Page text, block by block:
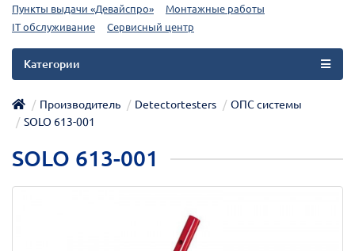
Пункты выдачи «Девайспро»
Монтажные работы
IT обслуживание
Сервисный центр
Категории
Производитель Detectortesters
ОПС системы
SOLO 613-001
SOLO 613-001